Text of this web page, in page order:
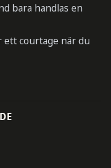
bara handlas en
ett courtage när du